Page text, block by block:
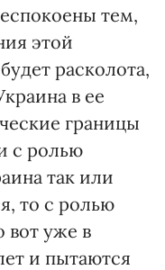
тем,
этой
расколота,
в ее
границы
с ролью
так или
то с ролью
вот уже в
и пытаются